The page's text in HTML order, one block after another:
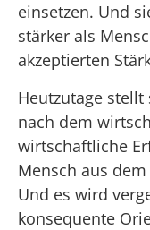
einsetzen. Und
stärker als
akzeptierten
Heutzutage
nach dem
wirtschaftliche
Mensch aus
Und es wird
konsequente